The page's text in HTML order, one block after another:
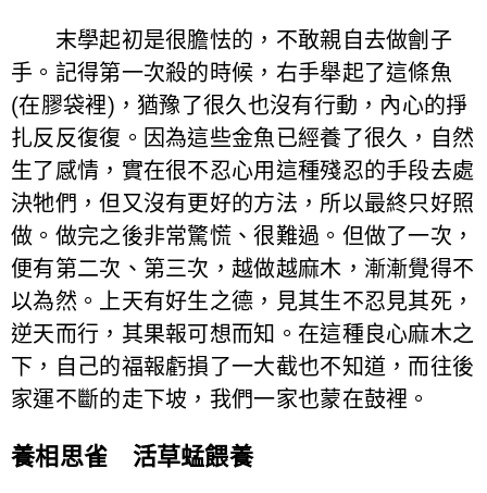
末學起初是很膽怯的，不敢親自去做劊子
手。記得第一次殺的時候，右手舉起了這條魚
(在膠袋裡)，猶豫了很久也沒有行動，內心的掙
扎反反復復。因為這些金魚已經養了很久，自然
生了感情，實在很不忍心用這種殘忍的手段去處
決牠們，但又沒有更好的方法，所以最終只好照
做。做完之後非常驚慌、很難過。但做了一次，
便有第二次、第三次，越做越麻木，漸漸覺得不
以為然。上天有好生之德，見其生不忍見其死，
逆天而行，其果報可想而知。在這種良心麻木之
下，自己的福報虧損了一大截也不知道，而往後
家運不斷的走下坡，我們一家也蒙在鼓裡。
養相思雀 活草蜢餵養